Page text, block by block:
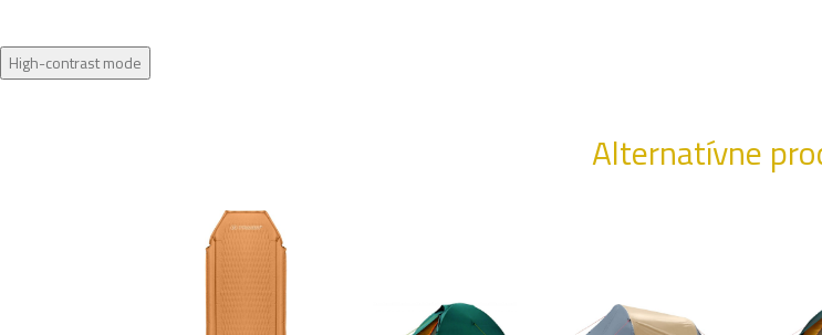
High-contrast mode
Alternatívne